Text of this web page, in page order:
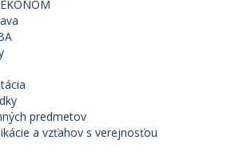
predmetov
a vzťahov s verejnosťou